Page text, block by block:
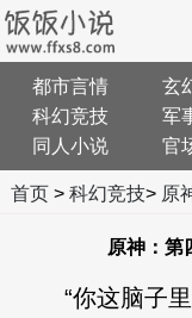
都市言情 玄
科幻竞技
军
同人小说
官
首页> 科幻竞技> 原
原神：第
“你这脑子里